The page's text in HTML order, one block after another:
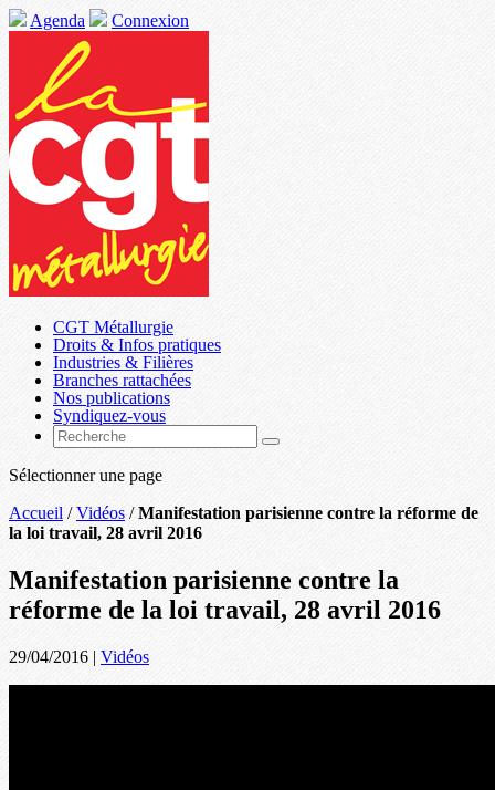
Agenda Connexion
CGT Métallurgie
Droits & Infos pratiques
Industries & Filières
Branches rattachées
Nos publications
Syndiquez-vous
Sélectionner une page
Accueil /Vidéos /Manifestation parisienne contre la réforme de
la loi travail, 28 avril 2016
Manifestation parisienne contre la
réforme de la loi travail, 28 avril 2016
29/04/2016 | Vidéos